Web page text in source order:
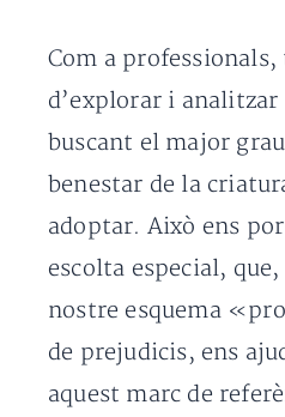
Com a
d’explorar i
buscant el major
benestar de la
adoptar. Això ens
escolta especial,
nostre esquema
de prejudicis, ens
aquest marc de